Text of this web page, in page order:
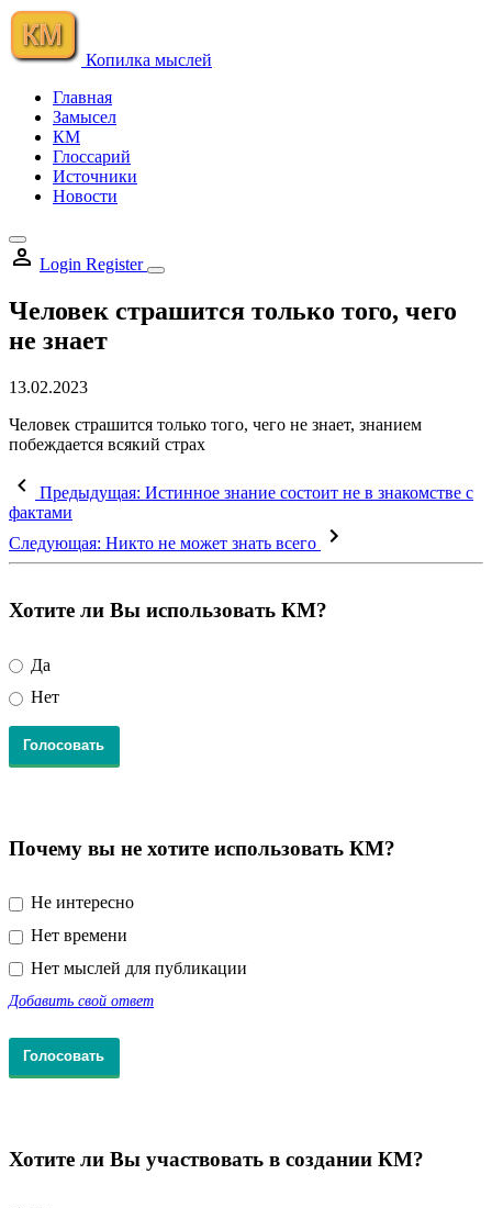
Skip
content
Копилка мыслей
Главная
Замысел
КМ
Глоссарий
Источники
Новости
Login Register
Человек страшится только того, чего
не знает
13.02.2023
Человек страшится только того, чего не знает, знанием
побеждается всякий страх
Предыдущая: Истинное знание состоит не в знакомстве с
фактами
Следующая: Никто не может знать всего
Хотите ли Вы использовать КМ?
Да
Нет
Почему вы не хотите использовать КМ?
Не интересно
Нет времени
Нет мыслей для публикации
Добавить свой ответ
Хотите ли Вы участвовать в создании КМ?